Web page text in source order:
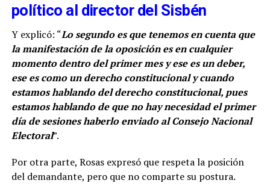
político al director del Sisbén
Y explicó: “Lo segundo es que tenemos en cuenta que
la manifestación de la oposición es en cualquier
momento dentro del primer mes y ese es un deber,
ese es como un derecho constitucional y cuando
estamos hablando del derecho constitucional, pues
estamos hablando de que no hay necesidad el primer
día de sesiones haberlo enviado al Consejo Nacional
Electoral”.
Por otra parte, Rosas expresó que respeta la posición
del demandante, pero que no comparte su postura.